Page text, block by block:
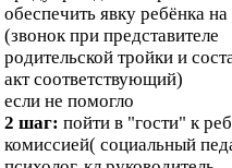
соблюдают. при чем тут
она ходила к ним домой 2
но это не ее работа. ей
надо. и маму даже не
потому что она -
же прекрасно знаете, что
соблюдается избирательно.
обеспечить явку ребёнка
(звонок при представителе
родительской тройки и
акт соответствующий)
если не помогло
2 шаг: пойти в "гости" к
комиссией( социальный